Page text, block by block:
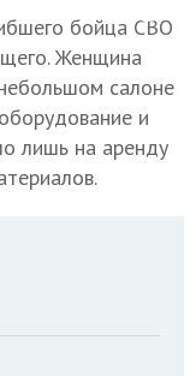
бойца СВО
Женщина
салоне
и
лишь на аренду